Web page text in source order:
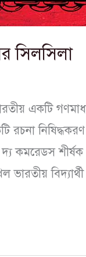
সিলসিলা
একটি
রচনা
কমরেডস